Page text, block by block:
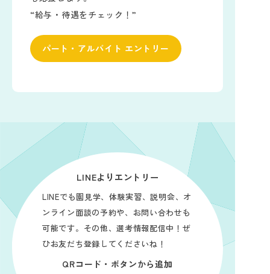
“給与・待遇をチェック！”
パート・アルバイト エントリー
LINEよりエントリー
LINEでも園見学、体験実習、説明会、オ
ンライン面談の予約や、お問い合わせも
可能です。その他、選考情報配信中！ぜ
ひお友だち登録してくださいね！
QRコード・ボタンから追加